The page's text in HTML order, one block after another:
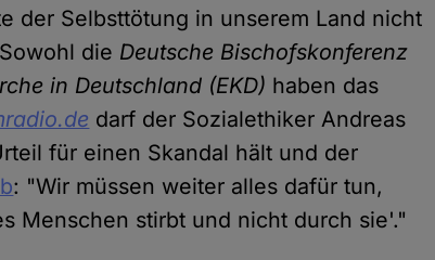
der Selbsttötung in unserem Land nicht
die Deutsche Bischofskonferenz
in Deutschland (EKD) haben das
darf der Sozialethiker Andreas
für einen Skandal hält und der
: "Wir müssen weiter alles dafür tun,
Menschen stirbt und nicht durch sie'."